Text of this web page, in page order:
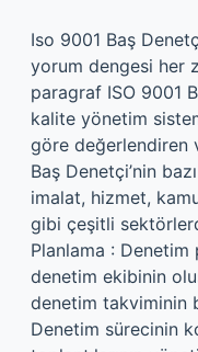
Iso 9001 Baş
yorum dengesi her
paragraf ISO 9001
kalite yönetim
göre değerlendiren
Baş Denetçi’nin
imalat, hizmet,
gibi çeşitli
Planlama : Denetim
denetim ekibinin
denetim takviminin
Denetim sürecinin